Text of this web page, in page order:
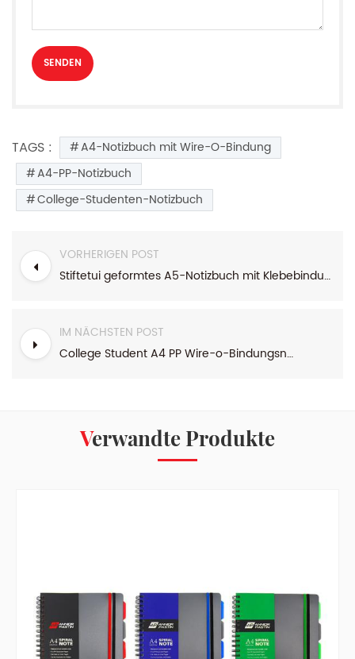
TAGS :
A4-Notizbuch mit Wire-O-Bindung
A4-PP-Notizbuch
College-Studenten-Notizbuch
VORHERIGEN POST
Stiftetui geformtes A5-Notizbuch mit Klebebindung
IM NÄCHSTEN POST
College Student A4 PP Wire-o-Bindungsnotizbuch
Verwandte Produkte